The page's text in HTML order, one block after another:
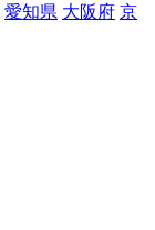
愛知県 大阪府 京